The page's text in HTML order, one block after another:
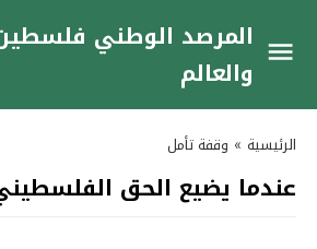
المرصد الوطني
والعالم
الرئيسية » وقفة تأمل
عندما يضيع الحق